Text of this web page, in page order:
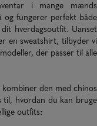
i mange mænds
og fungerer perfekt både
hverdagsoutfit. Uanset
en sweatshirt, tilbyder vi
der passer til alle
den med chinos
hvordan du kan bruge
outfits: